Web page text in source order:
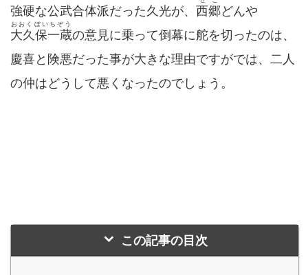
強硬な公武合体派だった久光が、 西郷どんや
大久保一蔵
おおくぼいちぞう
の意見に乗って倒幕に舵を切ったのは、
慶喜と険悪だった事が大きな理由ですがでは、二人
の仲はどうして悪くなったのでしょう。
この記事の目次